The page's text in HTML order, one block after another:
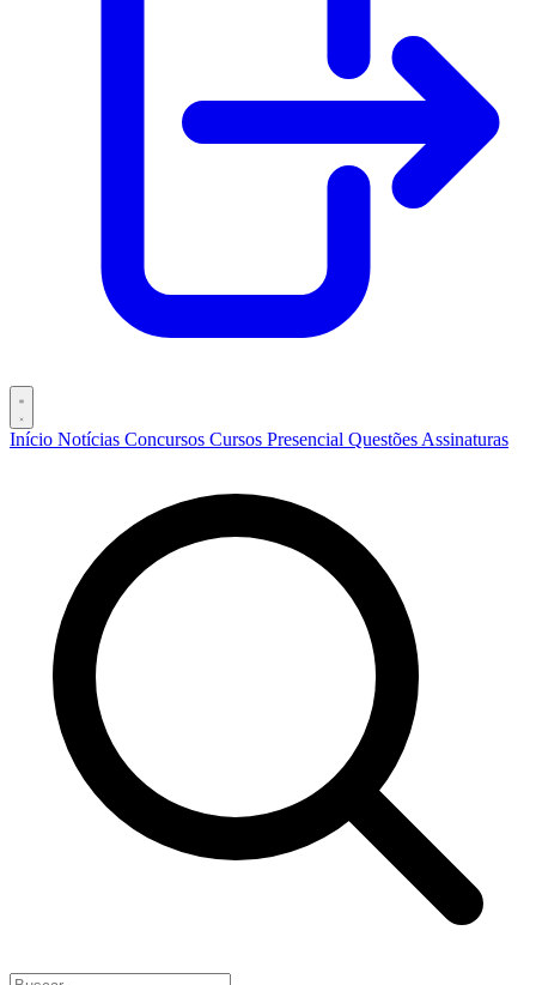
Início Notícias Concursos Cursos Presencial Questões Assinaturas